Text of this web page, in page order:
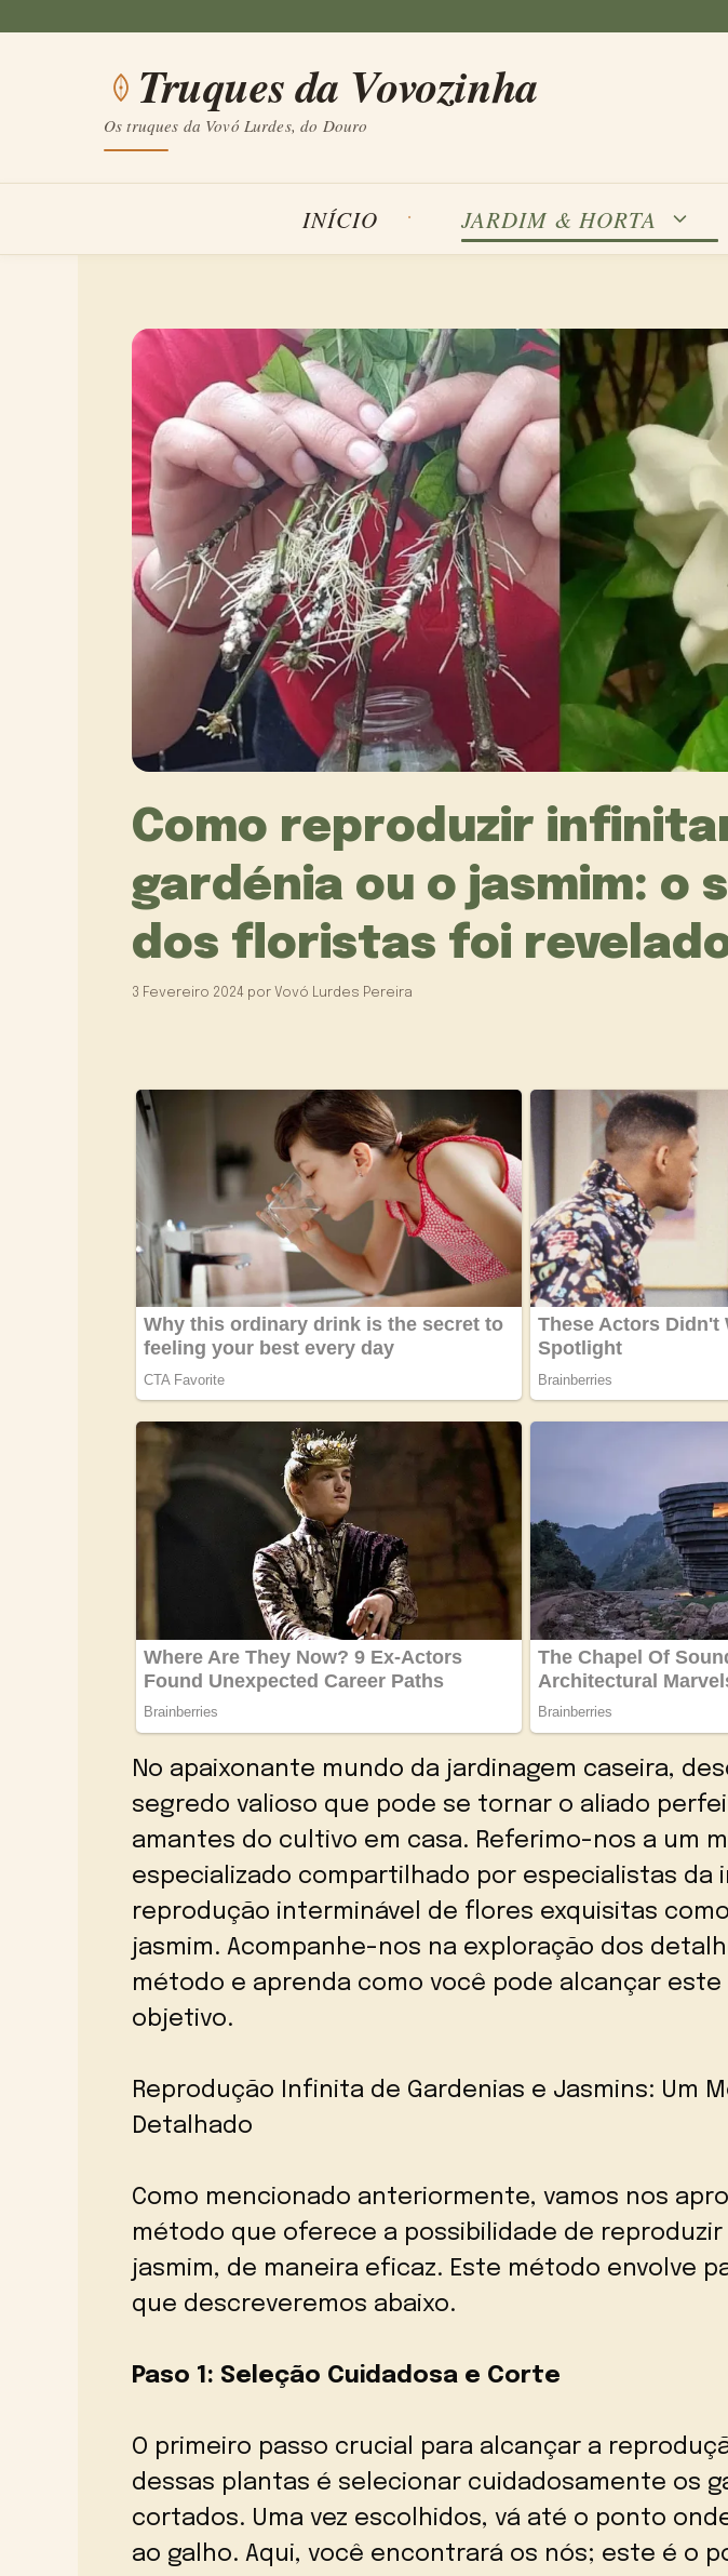
conteúdo
Truques da Vovozinha
Os truques da Vovó Lurdes, do Douro
INÍCIO JARDIM & HORTA
Como reproduzir
gardénia ou o jasmim: o
dos floristas foi
3 Fevereiro 2024 por Vovó Lurdes Pereira
No apaixonante mundo da jardinagem caseira,
segredo valioso que pode se tornar o aliado
amantes do cultivo em casa. Referimo-nos a um
especializado compartilhado por especialistas da
reprodução interminável de flores exquisitas
jasmim. Acompanhe-nos na exploração dos
método e aprenda como você pode alcançar
objetivo.
Reprodução Infinita de Gardenias e Jasmins: Um
Detalhado
Como mencionado anteriormente, vamos nos
método que oferece a possibilidade de
jasmim, de maneira eficaz. Este método envolve
que descreveremos abaixo.
Paso 1: Seleção Cuidadosa e Corte
O primeiro passo crucial para alcançar a
dessas plantas é selecionar cuidadosamente os
cortados. Uma vez escolhidos, vá até o ponto
ao galho. Aqui, você encontrará os nós; este é o